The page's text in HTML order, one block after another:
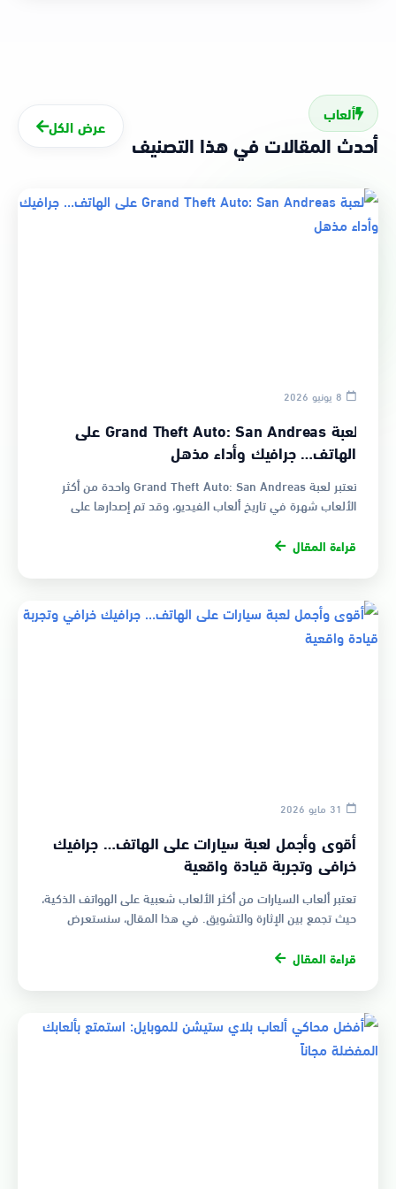
ألعاب
أحدث المقالات في هذا التصنيف
عرض الكل
8 يونيو 2026
لعبة Grand Theft Auto: San Andreas على
الهاتف… جرافيك وأداء مذهل
تعتبر لعبة Grand Theft Auto: San Andreas واحدة من أكثر
الألعاب شهرة في تاريخ ألعاب الفيديو، وقد تم إصدارها على
قراءة المقال
31 مايو 2026
أقوى وأجمل لعبة سيارات على الهاتف… جرافيك
خرافي وتجربة قيادة واقعية
تعتبر ألعاب السيارات من أكثر الألعاب شعبية على الهواتف الذكية،
حيث تجمع بين الإثارة والتشويق. في هذا المقال، سنستعرض
قراءة المقال